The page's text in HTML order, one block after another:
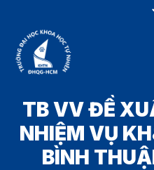
TB VV ĐỀ
NHIỆM VỤ
BÌNH